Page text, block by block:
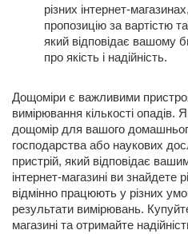
різних інтернет-
пропозицію за вартістю
який відповідає вашому
про якість і надійність.
Дощоміри є важливими
вимірювання кількості опадів.
дощомір для вашого
господарства або наукових
пристрій, який відповідає
інтернет-магазині ви знайдете
відмінно працюють у різних
результати вимірювань.
магазині та отримайте